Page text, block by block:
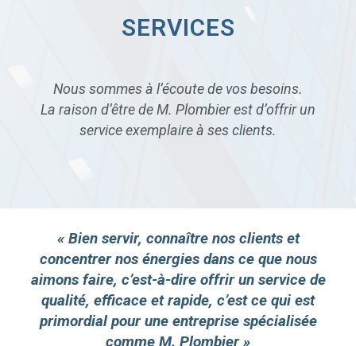
SERVICES
Nous sommes à l’écoute de vos besoins.
La raison d’être de M. Plombier est d’offrir un
service exemplaire à ses clients.
« Bien servir, connaître nos clients et
concentrer nos énergies dans ce que nous
aimons faire, c’est-à-dire offrir un service de
qualité, efficace et rapide, c’est ce qui est
primordial pour une entreprise spécialisée
comme M. Plombier »